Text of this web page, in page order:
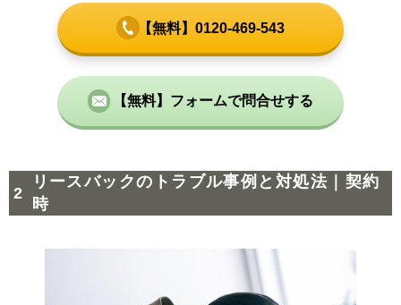
【無料】0120-469-543
【無料】フォームで問合せする
リースバックのトラブル事例と対処法｜契約
時